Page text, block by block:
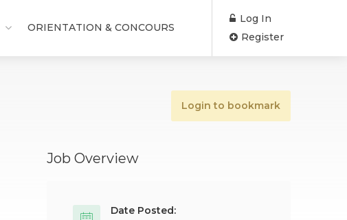
ORIENTATION & CONCOURS
Log In
Register
Login to bookmark
Job Overview
Date Posted: